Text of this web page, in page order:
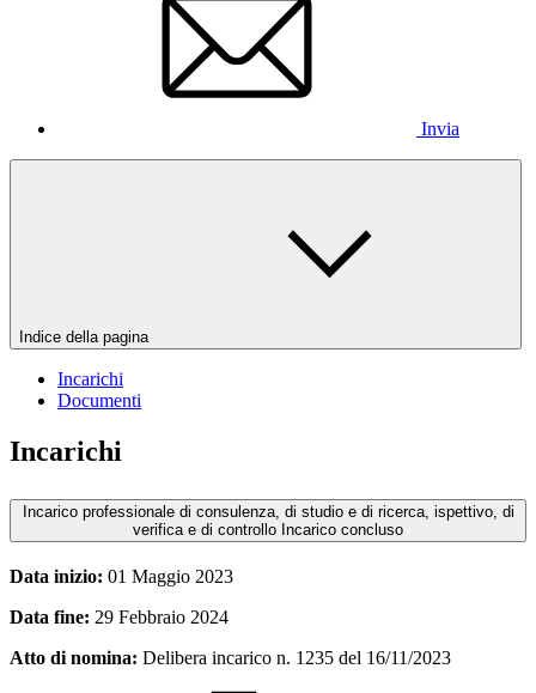
Invia
Indice della pagina
Incarichi
Documenti
Incarichi
Incarico professionale di consulenza, di studio e di ricerca, ispettivo, di
verifica e di controllo Incarico concluso
Data inizio: 01 Maggio 2023
Data fine: 29 Febbraio 2024
Atto di nomina: Delibera incarico n. 1235 del 16/11/2023